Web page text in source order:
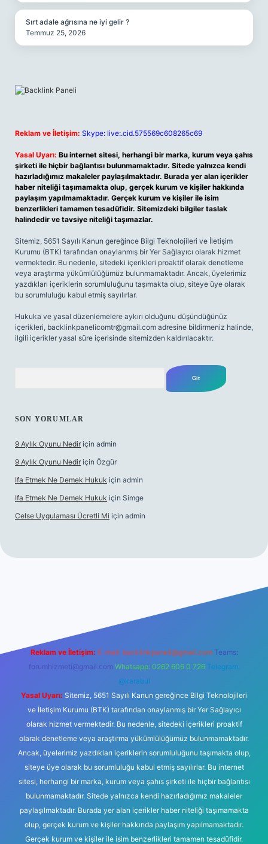
Sırt adale ağrısına ne iyi gelir ?
Temmuz 25, 2026
Reklam ve İletişim: Skype: live:.cid.575569c608265c69
Yasal Uyarı: Bu internet sitesi, herhangi bir marka, kurum veya şahıs
şirketi ile hiçbir bağlantısı bulunmamaktadır. Sitede yalnızca kendi
hazırladığımız makaleler paylaşılmaktadır. Burada yer alan içerikler
haber niteliği taşımamakta olup, gerçek kurum ve kişiler hakkında
paylaşım yapılmamaktadır. Gerçek kurum ve kişiler ile isim
benzerlikleri tamamen tesadüfidir. Sitemizdeki bilgiler taslak
halindedir ve tavsiye niteliği taşımazlar.
Sitemiz, 5651 Sayılı Kanun gereğince Bilgi Teknolojileri ve İletişim
Kurumu (BTK) tarafından onaylanmış bir Yer Sağlayıcı olarak hizmet
vermektedir. Bu nedenle, sitedeki içerikleri proaktif olarak denetleme
veya araştırma yükümlülüğümüz bulunmamaktadır. Ancak, üyelerimiz
yazdıkları içeriklerin sorumluluğunu taşımakta olup, siteye üye olarak
bu sorumluluğu kabul etmiş sayılırlar.
Hukuka ve yasal düzenlemelere aykırı olduğunu düşündüğünüz
içerikleri, backlinkpanelicomtr@gmail.com adresine bildirmeniz halinde,
ilgili içerikler yasal süre içerisinde sitemizden kaldırılacaktır.
SON YORUMLAR
9 Aylık Oyunu Nedir için admin
9 Aylık Oyunu Nedir için Özgür
Ifa Etmek Ne Demek Hukuk için admin
Ifa Etmek Ne Demek Hukuk için Simge
Celse Uygulaması Ücretli Mi için admin
Reklam ve İletişim: E-mail: backlinkpaneli@gmail.com Teams:
forumhizmeti@gmail.com Whatsapp: 0262 606 0 726 Telegram:
@karabul
Yasal Uyarı: Sitemiz, 5651 Sayılı Kanun gereğince Bilgi Teknolojileri
ve İletişim Kurumu (BTK) tarafından onaylanmış bir Yer Sağlayıcı
olarak hizmet vermektedir. Bu nedenle, sitedeki içerikleri proaktif
olarak denetleme veya araştırma yükümlülüğümüz bulunmamaktadır.
Ancak, üyelerimiz yazdıkları içeriklerin sorumluluğunu taşımakta olup,
siteye üye olarak bu sorumluluğu kabul etmiş sayılırlar. Bu internet
sitesi, herhangi bir marka, kurum veya şahıs şirketi ile hiçbir bağlantısı
bulunmamaktadır. Sitede yalnızca kendi hazırladığımız makaleler
paylaşılmaktadır. Burada yer alan içerikler haber niteliği taşımamakta
olup, gerçek kurum ve kişiler hakkında paylaşım yapılmamaktadır.
Gerçek kurum ve kişiler ile isim benzerlikleri tamamen tesadüfidir.